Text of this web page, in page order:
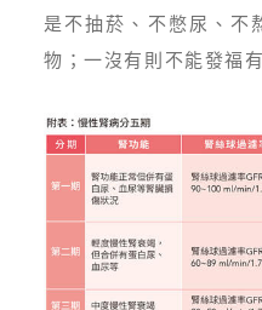
是不抽菸、不憋尿、不
物；一沒有則不能發福